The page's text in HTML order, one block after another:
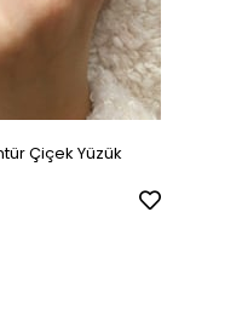
Çiçek Yüzük